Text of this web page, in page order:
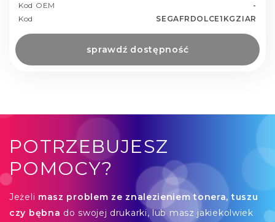
Kod OEM
-
Kod
SEGAFRDOLCE1KGZIAR
sprawdź dostępność
POTRZEBUJESZ
POMOCY?
Jeżeli masz problem ze znalezieniem tonera, tuszu
czy bębna do swojej drukarki, lub masz jakiekolwiek